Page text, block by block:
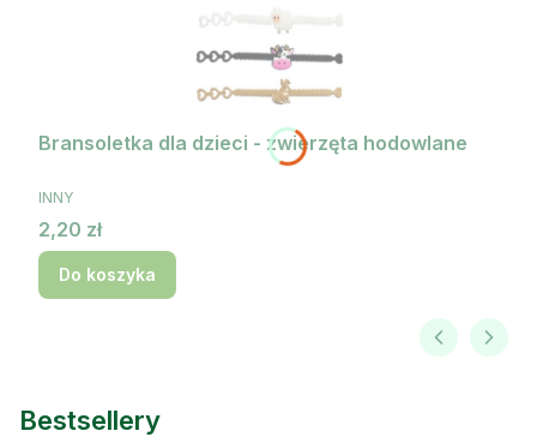
Bransoletka dla dzieci - zwierzęta hodowlane
PRODUCENT
INNY
Cena
2,20 zł
Do koszyka
Bestsellery